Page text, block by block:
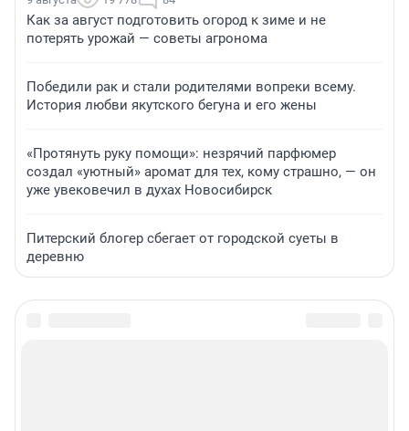
Как за август подготовить огород к зиме и не
потерять урожай — советы агронома
Победили рак и стали родителями вопреки всему.
История любви якутского бегуна и его жены
«Протянуть руку помощи»: незрячий парфюмер
создал «уютный» аромат для тех, кому страшно, — он
уже увековечил в духах Новосибирск
Питерский блогер сбегает от городской суеты в
деревню